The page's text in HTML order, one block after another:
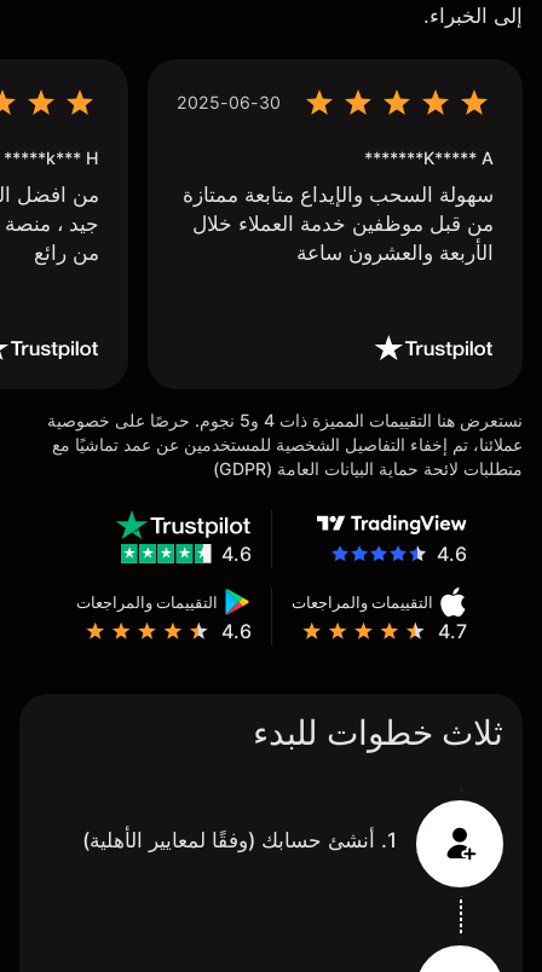
إلى الخبراء.
2025-06-30
K***** A*******
سهولة السحب والإيداع متابعة ممتازة
من قبل موظفين خدمة العملاء خلال
الأربعة والعشرون ساعة
k*** H*****
من افضل
جيد ،
من رائع
نستعرض هنا التقييمات المميزة ذات 4 و5 نجوم. حرصًا على خصوصية
عملائنا، تم إخفاء التفاصيل الشخصية للمستخدمين عن عمد تماشيًا مع
متطلبات لائحة حماية البيانات العامة (GDPR)
4.6
التقييمات والمراجعات
4.7
التقييمات والمراجعات
4.6
4.6
ثلاث خطوات للبدء
1. أنشئ حسابك (وفقًا لمعايير الأهلية)